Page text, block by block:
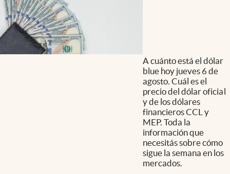
A cuánto está el dólar
blue hoy jueves 6 de
agosto. Cuál es el
precio del dólar oficial
y de los dólares
financieros CCL y
MEP. Toda la
información que
necesitás sobre cómo
sigue la semana en los
mercados.